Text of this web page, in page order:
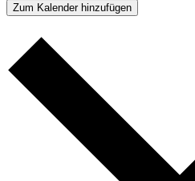
Zum Kalender hinzufügen